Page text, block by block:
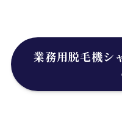
業務用脱毛機シ